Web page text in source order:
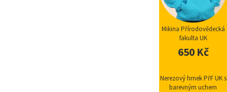
Mikina Přírodovědecká
fakulta UK
650 Kč
Nerezový hrnek PřF UK s
barevným uchem